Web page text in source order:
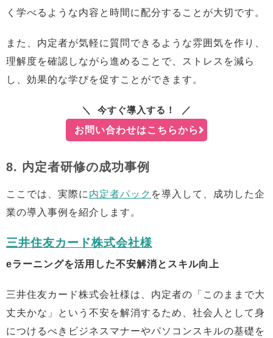
く学べるような内容と時間に配分することが大切です。
また、内定者が気軽に質問できるような雰囲気を作り、
理解度を確認しながら進めることで、ストレスを減ら
し、効果的な学びを促すことができます。
今すぐ導入する！
お問い合わせはこちらから
8. 内定者研修の成功事例
ここでは、実際に 内定者パック を導入して、成功した企
業の導入事例を紹介します。
三井住友カード株式会社様
eラーニングを活用した不安解消とスキル向上
三井住友カード株式会社様は、内定者の「このままで大
丈夫かな」という不安を解消するため、社会人として身
につけるべきビジネスマナーやパソコンスキルの基礎を